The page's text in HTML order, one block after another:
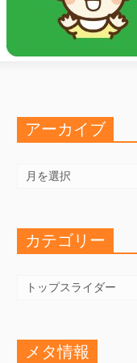
アーカイブ
カ
カテゴリー
メタ情報